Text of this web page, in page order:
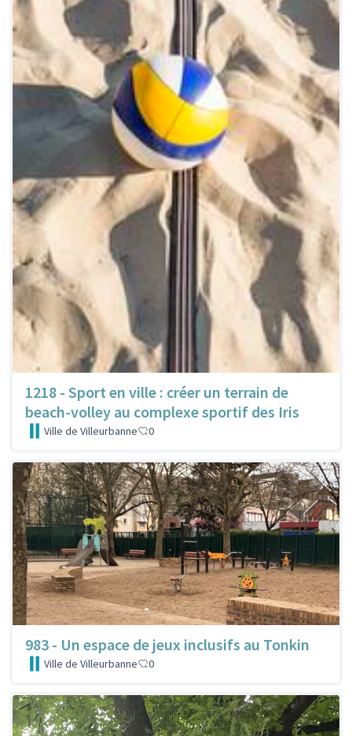
1218 - Sport en ville : créer un terrain de
beach-volley au complexe sportif des Iris
Ville de Villeurbanne 0
983 - Un espace de jeux inclusifs au Tonkin
Ville de Villeurbanne 0